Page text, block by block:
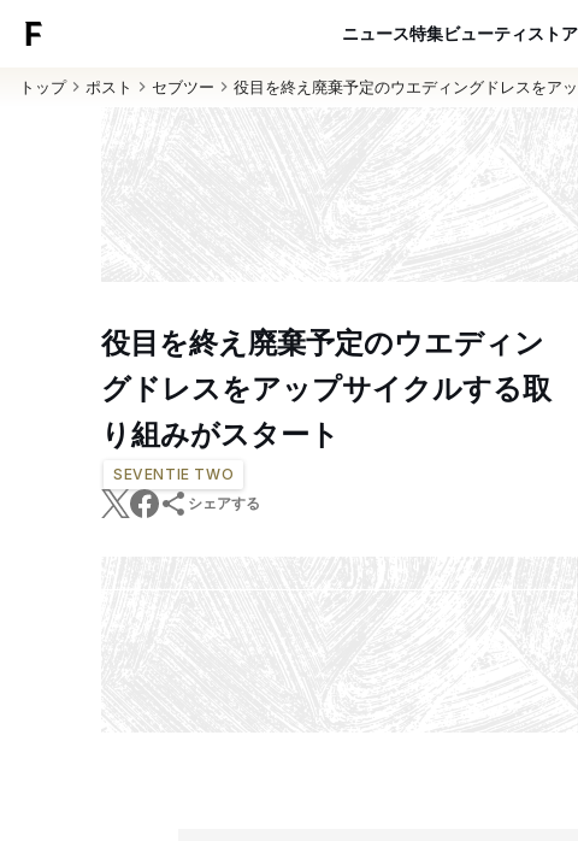
ニュース特集ビューティ ストア
トップ ポスト セブツー 役目を終え廃棄予定のウエディングドレスをア
役目を終え廃棄予定のウエディン
グドレスをアップサイクルする取
り組みがスタート
SEVENTIE TWO
シェアする